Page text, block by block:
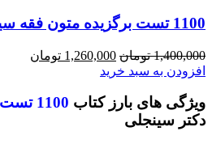
1100 تست برگزیده متون فقه سینجلی
1,400,000 تومان قیمت
اصلی
بود.
1,260,000 تومان
است.
افزودن به سبد خرید
ویژگی های بارز کتاب 1100 تست
دکتر سینجلی